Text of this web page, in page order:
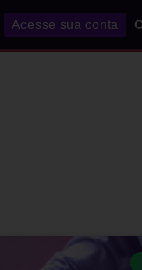
Acesse sua conta